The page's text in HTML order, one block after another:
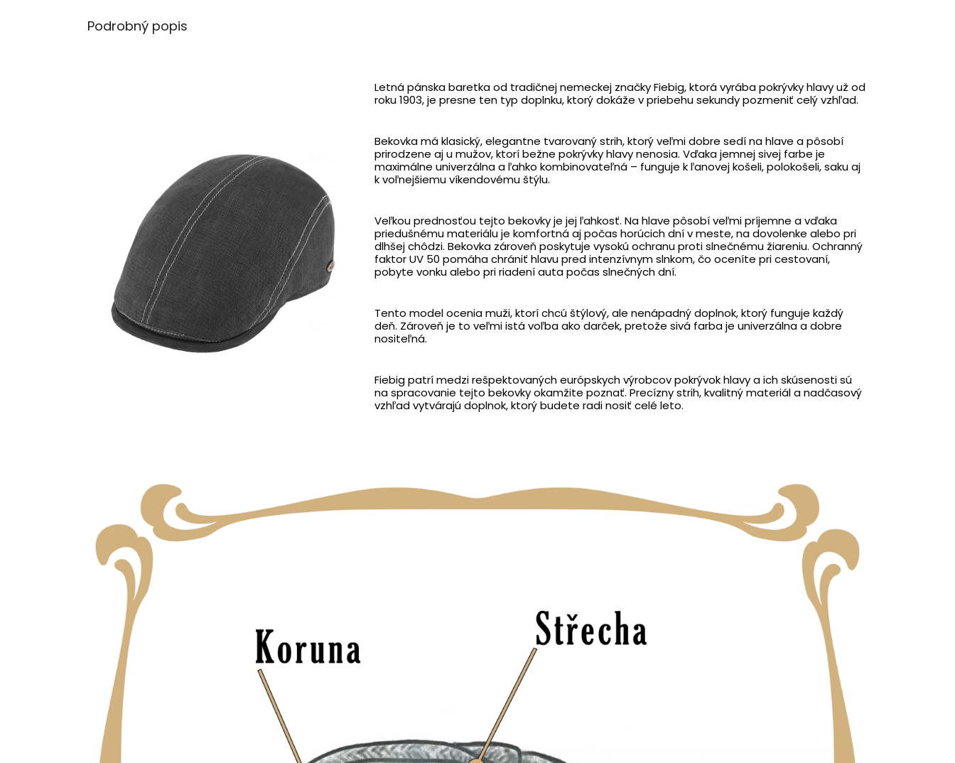
Podrobný popis
Letná pánska baretka od tradičnej nemeckej značky Fiebig, ktorá vyrába pokrývky hlavy už od
roku 1903, je presne ten typ doplnku, ktorý dokáže v priebehu sekundy pozmeniť celý vzhľad.
Bekovka má klasický, elegantne tvarovaný strih, ktorý veľmi dobre sedí na hlave a pôsobí
prirodzene aj u mužov, ktorí bežne pokrývky hlavy nenosia. Vďaka jemnej sivej farbe je
maximálne univerzálna a ľahko kombinovateľná – funguje k ľanovej košeli, polokošeli, saku aj
k voľnejšiemu víkendovému štýlu.
Veľkou prednosťou tejto bekovky je jej ľahkosť. Na hlave pôsobí veľmi príjemne a vďaka
priedušnému materiálu je komfortná aj počas horúcich dní v meste, na dovolenke alebo pri
dlhšej chôdzi. Bekovka zároveň poskytuje vysokú ochranu proti slnečnému žiareniu. Ochranný
faktor UV 50 pomáha chrániť hlavu pred intenzívnym slnkom, čo oceníte pri cestovaní,
pobyte vonku alebo pri riadení auta počas slnečných dní.
Tento model ocenia muži, ktorí chcú štýlový, ale nenápadný doplnok, ktorý funguje každý
deň. Zároveň je to veľmi istá voľba ako darček, pretože sivá farba je univerzálna a dobre
nositeľná.
Fiebig patrí medzi rešpektovaných európskych výrobcov pokrývok hlavy a ich skúsenosti sú
na spracovanie tejto bekovky okamžite poznať. Precízny strih, kvalitný materiál a nadčasový
vzhľad vytvárajú doplnok, ktorý budete radi nosiť celé leto.